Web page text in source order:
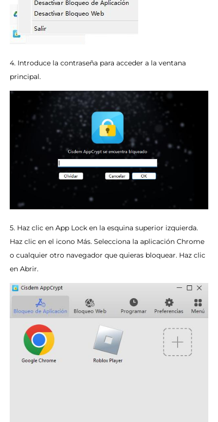
4. Introduce la contraseña para acceder a la ventana
principal.
5. Haz clic en App Lock en la esquina superior izquierda.
Haz clic en el icono Más. Selecciona la aplicación Chrome
o cualquier otro navegador que quieras bloquear. Haz clic
en Abrir.